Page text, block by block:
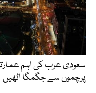
سعودی عرب کی اہم
پرچموں سے جگمگا اٹھیں